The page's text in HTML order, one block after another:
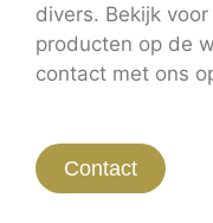
divers. Bekijk
producten op de
contact met ons
Contact